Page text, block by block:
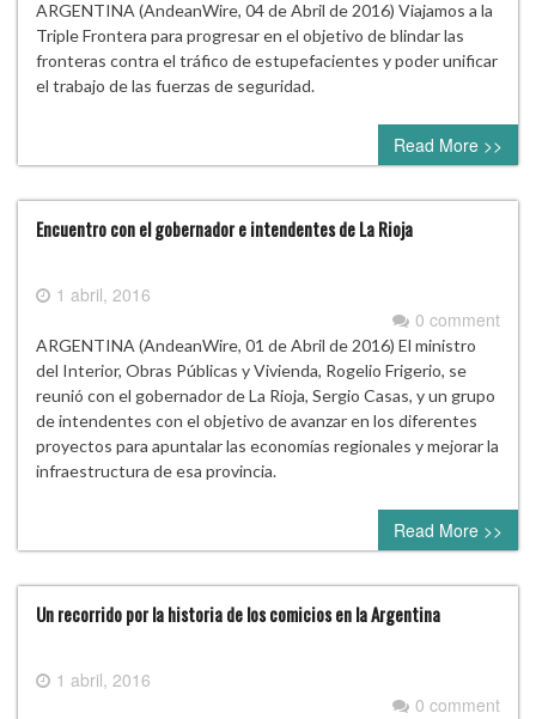
ARGENTINA (AndeanWire, 04 de Abril de 2016) Viajamos a la
Triple Frontera para progresar en el objetivo de blindar las
fronteras contra el tráfico de estupefacientes y poder unificar
el trabajo de las fuerzas de seguridad.
Read More >>
Encuentro con el gobernador e intendentes de La Rioja
1 abril, 2016
0 comment
ARGENTINA (AndeanWire, 01 de Abril de 2016) El ministro
del Interior, Obras Públicas y Vivienda, Rogelio Frigerio, se
reunió con el gobernador de La Rioja, Sergio Casas, y un grupo
de intendentes con el objetivo de avanzar en los diferentes
proyectos para apuntalar las economías regionales y mejorar la
infraestructura de esa provincia.
Read More >>
Un recorrido por la historia de los comicios en la Argentina
1 abril, 2016
0 comment